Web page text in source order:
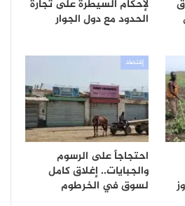
لإحكام السيطرة على تجارة
الحدود مع دول الجوار
إقتصاد
احتجاجاً على الرسوم
والجبايات.. إغلاق كامل
لسوق في الخرطوم